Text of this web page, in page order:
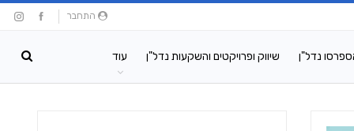
התחבר
נדל"ן שיווק ופרויקטים והשקעות נדל"ן עוד